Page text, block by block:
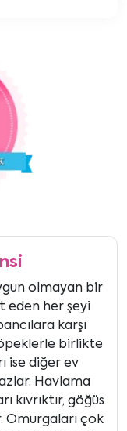
olmayan bir
eden her şeyi
karşı
birlikte
ise diğer ev
Havlama
kıvrıktır, göğüs
Omurgaları çok